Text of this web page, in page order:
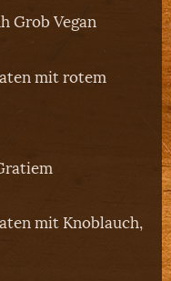
Grob Vegan
mit rotem
Gratiem
mit Knoblauch,